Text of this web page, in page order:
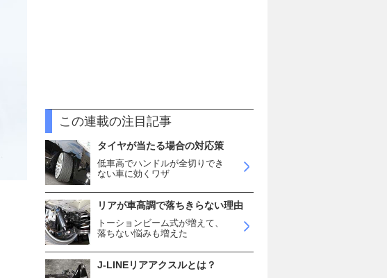
この連載の注目記事
タイヤが当たる場合の対応策
低車高でハンドルが全切りでき
ない車に効くワザ
リアが車高調で落ちきらない理由
トーションビーム式が増えて、
落ちない悩みも増えた
J-LINEリアアクスルとは？